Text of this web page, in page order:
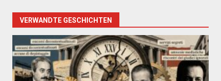
VERWANDTE GESCHICHTEN